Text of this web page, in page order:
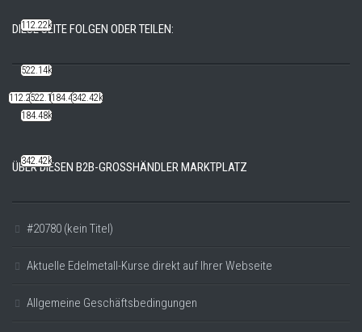
DIESE SEITE FOLGEN ODER TEILEN:
112.22k522.14k184.48k342.42k
ÜBER DIESEN B2B-GROSSHÄNDLER MARKTPLATZ
#20780 (kein Titel)
Aktuelle Edelmetall-Kurse direkt auf Ihrer Webseite
Allgemeine Geschäftsbedingungen
112.22k
522.14k
184.48k
342.42k